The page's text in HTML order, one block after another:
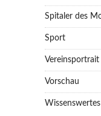
Spitaler des
Sport
Vereinsportrait
Vorschau
Wissenswertes